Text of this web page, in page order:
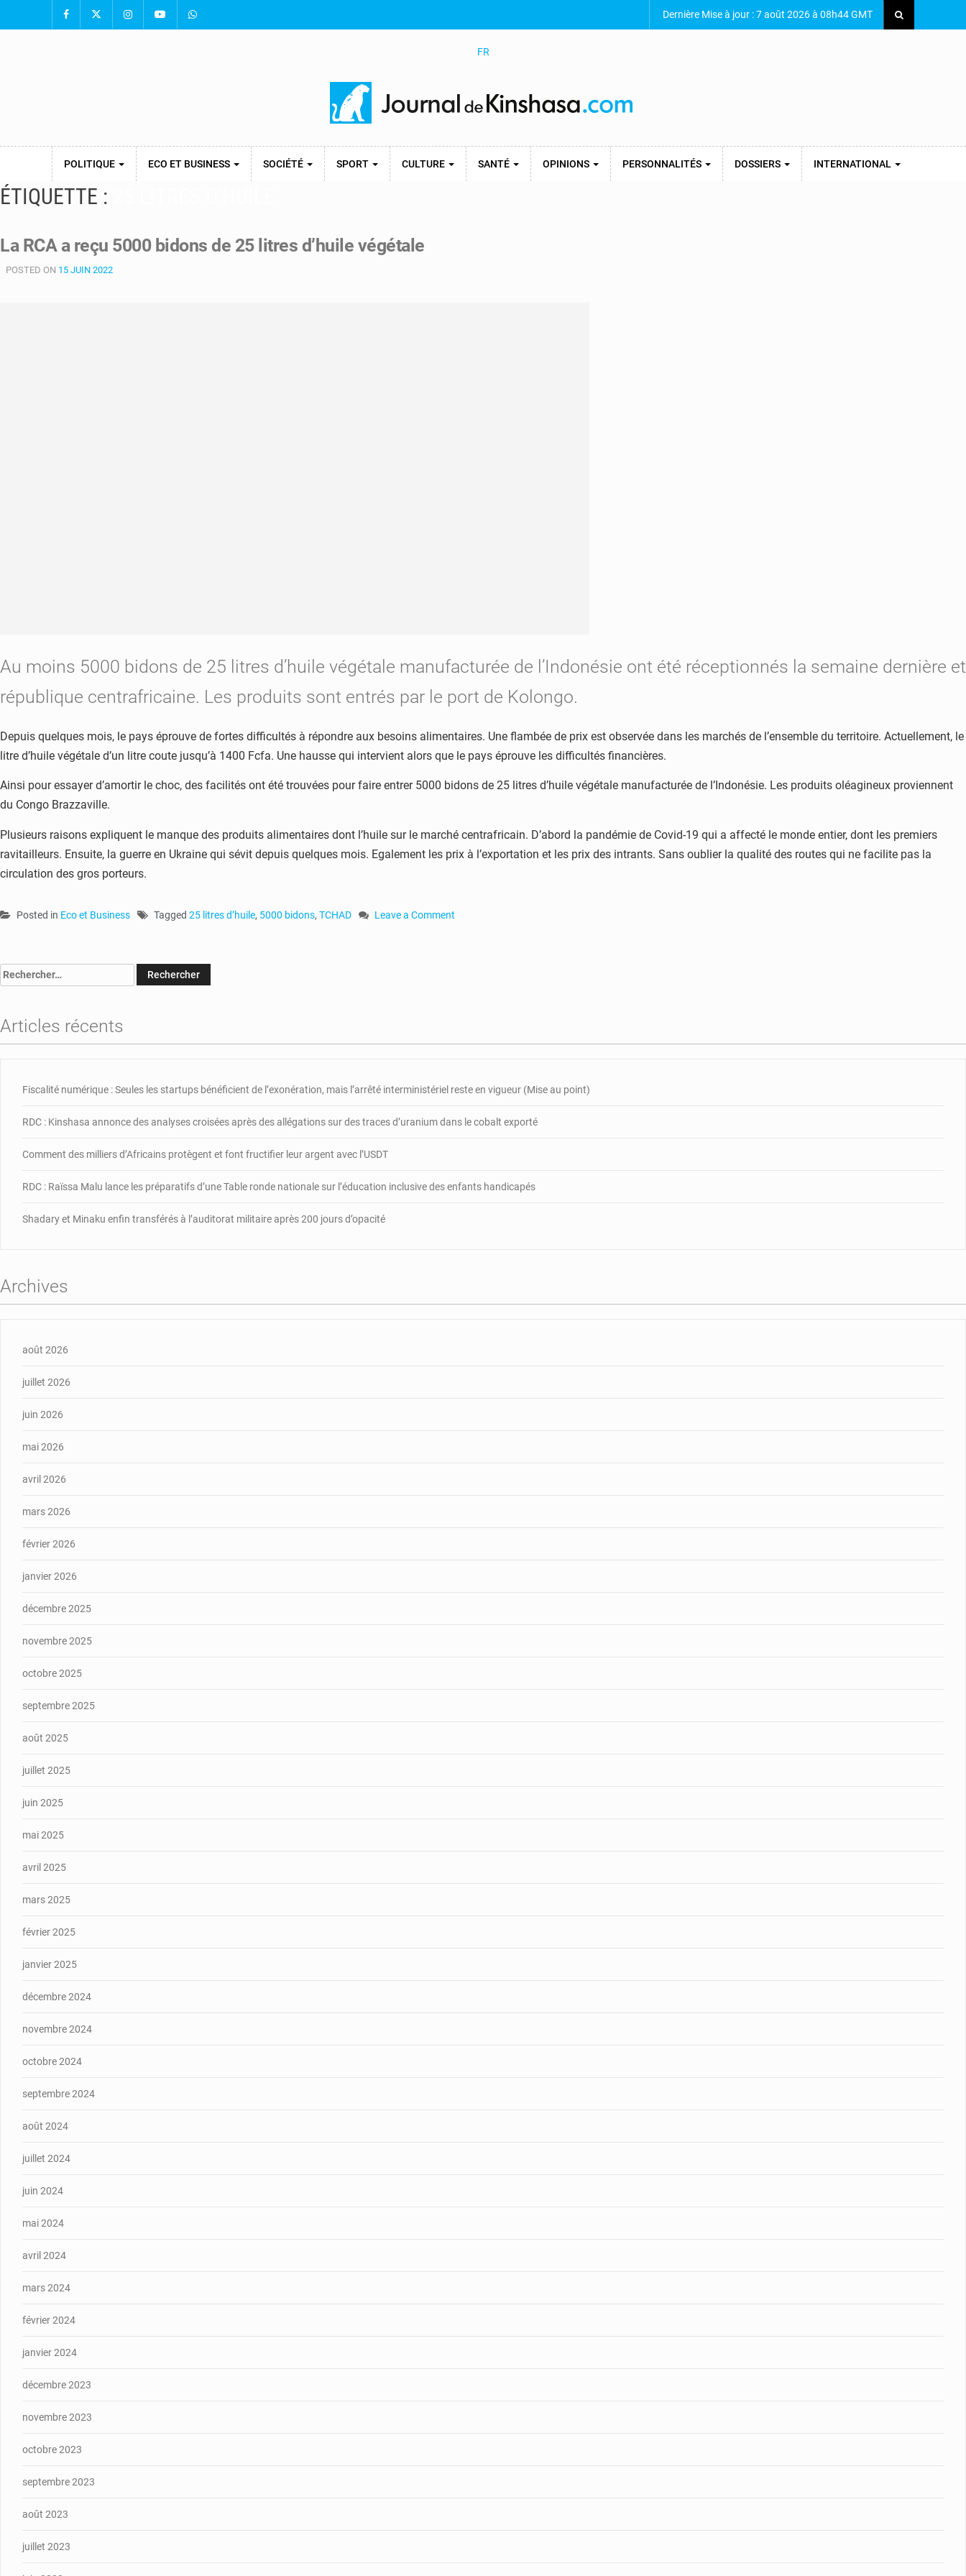
Dernière Mise à jour : 7 août 2026 à 08h44 GMT
FR
POLITIQUE ECO ET BUSINESS SOCIÉTÉ SPORT CULTURE SANTÉ OPINIONS PERSONNALITÉS DOSSIERS INTERNATIONAL
ÉTIQUETTE :
La RCA a reçu 5000 bidons de 25 litres d’huile végétale
POSTED ON 15 JUIN 2022
Au moins 5000 bidons de 25 litres d’huile végétale manufacturée de l’Indonésie ont été réceptionnés la semaine dernière et
république centrafricaine. Les produits sont entrés par le port de Kolongo.
Depuis quelques mois, le pays éprouve de fortes difficultés à répondre aux besoins alimentaires. Une flambée de prix est observée dans les marchés de l’ensemble du territoire. Actuellement, le
litre d’huile végétale d’un litre coute jusqu’à 1400 Fcfa. Une hausse qui intervient alors que le pays éprouve les difficultés financières.
Ainsi pour essayer d’amortir le choc, des facilités ont été trouvées pour faire entrer 5000 bidons de 25 litres d’huile végétale manufacturée de l’Indonésie. Les produits oléagineux proviennent
du Congo Brazzaville.
Plusieurs raisons expliquent le manque des produits alimentaires dont l’huile sur le marché centrafricain. D’abord la pandémie de Covid-19 qui a affecté le monde entier, dont les premiers
ravitailleurs. Ensuite, la guerre en Ukraine qui sévit depuis quelques mois. Egalement les prix à l’exportation et les prix des intrants. Sans oublier la qualité des routes qui ne facilite pas la
circulation des gros porteurs.
Posted in Eco et Business Tagged 25 litres d’huile, 5000 bidons, TCHAD
Leave a Comment
végétale
Rechercher :
Articles récents
Fiscalité numérique : Seules les startups bénéficient de l’exonération, mais l’arrêté interministériel reste en vigueur (Mise au point)
RDC : Kinshasa annonce des analyses croisées après des allégations sur des traces d’uranium dans le cobalt exporté
Comment des milliers d’Africains protègent et font fructifier leur argent avec l’USDT
RDC : Raïssa Malu lance les préparatifs d’une Table ronde nationale sur l’éducation inclusive des enfants handicapés
Shadary et Minaku enfin transférés à l’auditorat militaire après 200 jours d’opacité
Archives
août 2026
juillet 2026
juin 2026
mai 2026
avril 2026
mars 2026
février 2026
janvier 2026
décembre 2025
novembre 2025
octobre 2025
septembre 2025
août 2025
juillet 2025
juin 2025
mai 2025
avril 2025
mars 2025
février 2025
janvier 2025
décembre 2024
novembre 2024
octobre 2024
septembre 2024
août 2024
juillet 2024
juin 2024
mai 2024
avril 2024
mars 2024
février 2024
janvier 2024
décembre 2023
novembre 2023
octobre 2023
septembre 2023
août 2023
juillet 2023